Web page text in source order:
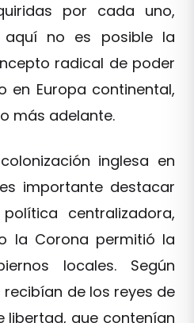
por cada uno,
no es posible la
radical de poder
en Europa continental,
más adelante.
inglesa en
importante destacar
centralizadora,
la Corona permitió la
locales. Según
recibían de los reyes de
libertad, que contenían